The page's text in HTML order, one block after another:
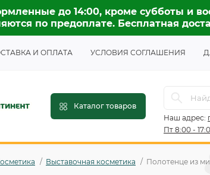
до 14:00, кроме субботы и
по предоплате. Бесплатная
И ОПЛАТА УСЛОВИЯ СОГЛАШЕНИЯ
Каталог товаров
Наш адрес:
Пт 8:00 -
Выставочная косметика Полотенце из